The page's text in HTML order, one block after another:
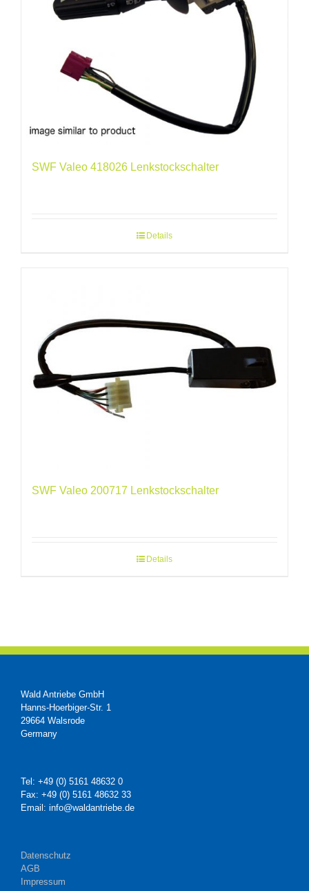
SWF Valeo 418026 Lenkstockschalter
Details
SWF Valeo 200717 Lenkstockschalter
Details
Wald Antriebe GmbH
Hanns-Hoerbiger-Str. 1
29664 Walsrode
Germany
Tel: +49 (0) 5161 48632 0
Fax: +49 (0) 5161 48632 33
Email: info@waldantriebe.de
Datenschutz
AGB
Impressum